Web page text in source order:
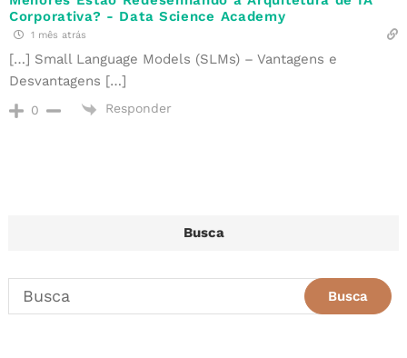
Corporativa? - Data Science Academy
1 mês atrás
[…] Small Language Models (SLMs) – Vantagens e
Desvantagens […]
0 Responder
Busca